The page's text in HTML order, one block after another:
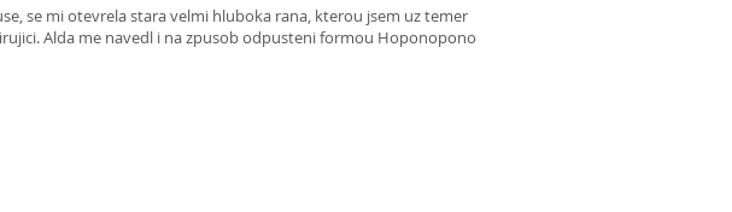
se mi otevrela stara velmi hluboka rana, kterou jsem uz temer
Alda me navedl i na zpusob odpusteni formou Hoponopono